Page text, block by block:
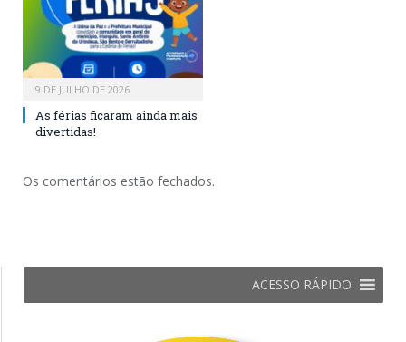
9 DE JULHO DE 2026
As férias ficaram ainda mais
divertidas!
Os comentários estão fechados.
ACESSO RÁPIDO